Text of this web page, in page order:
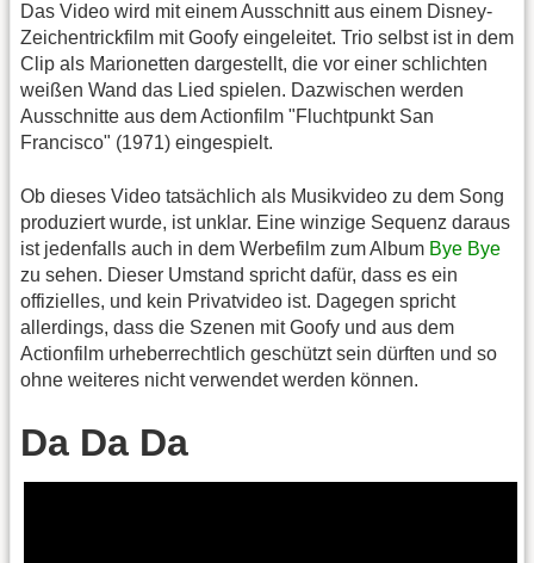
Das Video wird mit einem Ausschnitt aus einem Disney-
Zeichentrickfilm mit Goofy eingeleitet. Trio selbst ist in dem
Clip als Marionetten dargestellt, die vor einer schlichten
weißen Wand das Lied spielen. Dazwischen werden
Ausschnitte aus dem Actionfilm "Fluchtpunkt San
Francisco" (1971) eingespielt.
Ob dieses Video tatsächlich als Musikvideo zu dem Song
produziert wurde, ist unklar. Eine winzige Sequenz daraus
ist jedenfalls auch in dem Werbefilm zum Album Bye Bye
zu sehen. Dieser Umstand spricht dafür, dass es ein
offizielles, und kein Privatvideo ist. Dagegen spricht
allerdings, dass die Szenen mit Goofy und aus dem
Actionfilm urheberrechtlich geschützt sein dürften und so
ohne weiteres nicht verwendet werden können.
Da Da Da